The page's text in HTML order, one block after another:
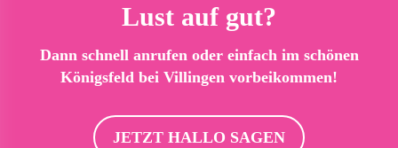
Lust auf gut?
Dann schnell anrufen oder einfach im schönen
Königsfeld bei Villingen vorbeikommen!
JETZT HALLO SAGEN